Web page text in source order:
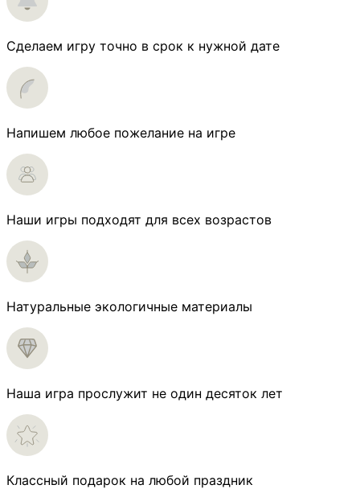
Сделаем игру точно в срок к нужной дате
Напишем любое пожелание на игре
Наши игры подходят для всех возрастов
Натуральные экологичные материалы
Наша игра прослужит не один десяток лет
Классный подарок на любой праздник